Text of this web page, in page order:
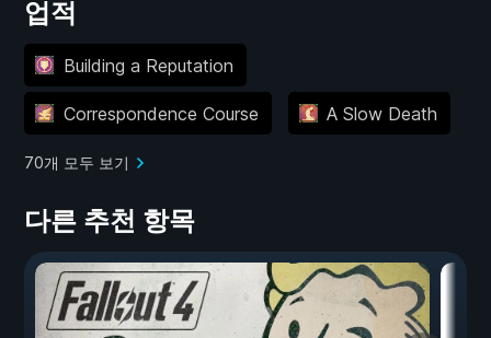
업적
Building a Reputation
Correspondence Course A Slow Death
70개 모두 보기
다른 추천 항목